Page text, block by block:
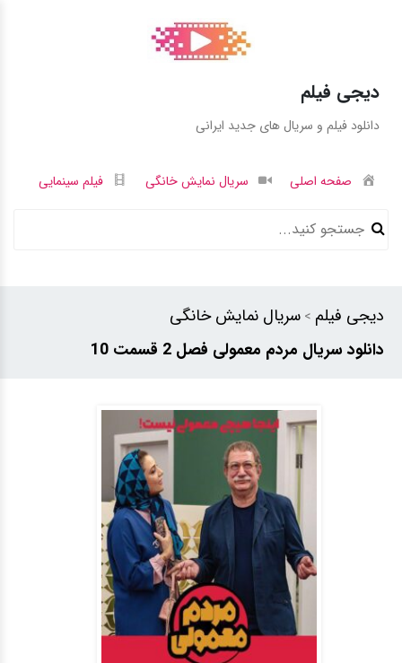
دیجی فیلم
دانلود فیلم و سریال های جدید ایرانی
صفحه اصلی سریال نمایش خانگی فیلم سینمایی
دیجی فیلم > سریال نمایش خانگی
دانلود سریال مردم معمولی فصل 2 قسمت 10